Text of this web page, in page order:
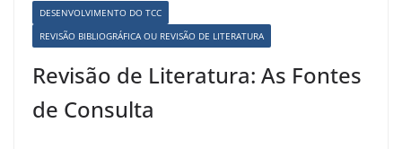
DESENVOLVIMENTO DO TCC
REVISÃO BIBLIOGRÁFICA OU REVISÃO DE LITERATURA
Revisão de Literatura: As Fontes
de Consulta